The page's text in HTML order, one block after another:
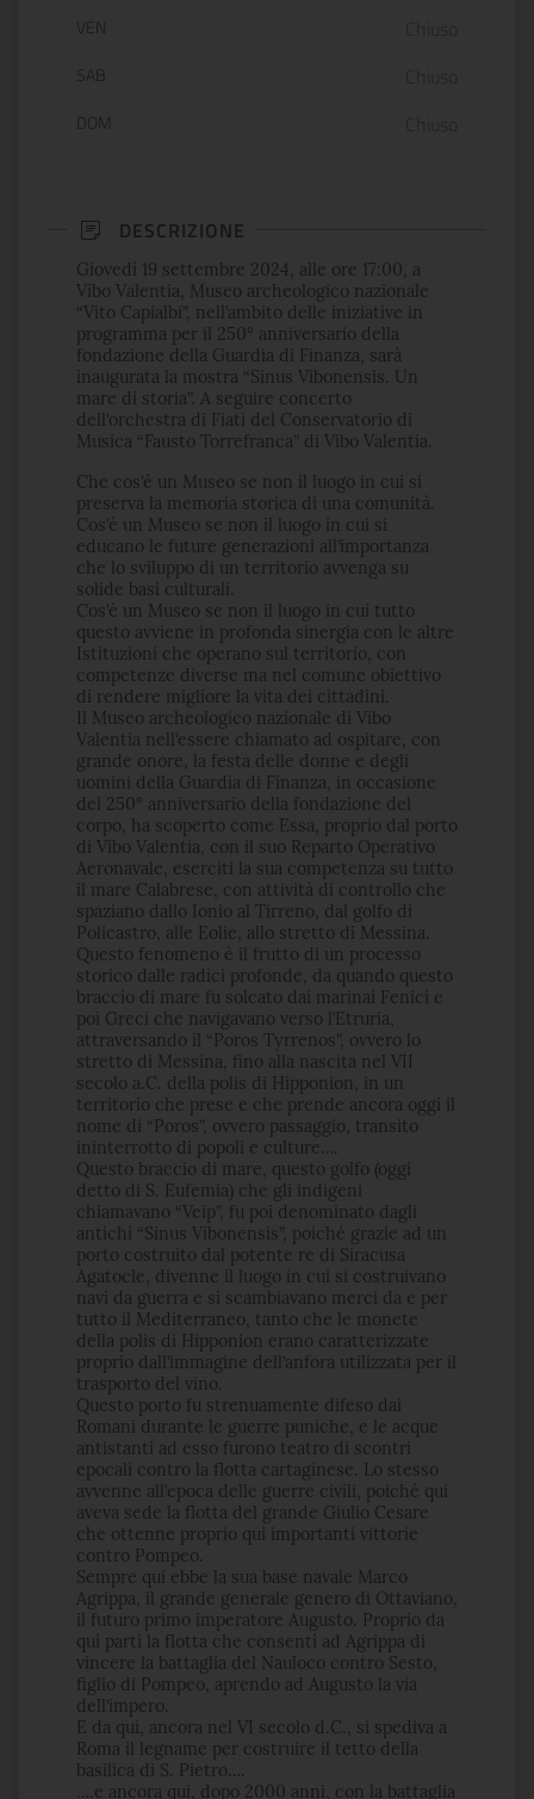
VEN
SAB
DOM
DESCRIZIONE
Giovedì 19 settembre 2024, alle ore 17:00, a
Vibo Valentia, Museo archeologico nazionale
“Vito Capialbi”, nell’ambito delle iniziative in
programma per il 250° anniversario della
fondazione della Guardia di Finanza, sarà
inaugurata la mostra “Sinus Vibonensis. Un
mare di storia”. A seguire concerto
dell’orchestra di Fiati del Conservatorio di
Musica “Fausto Torrefranca” di Vibo Valentia.
Che cos’è un Museo se non il luogo in cui si
preserva la memoria storica di una comunità.
Cos’è un Museo se non il luogo in cui si
educano le future generazioni all’importanza
che lo sviluppo di un territorio avvenga su
solide basi culturali.
Cos’è un Museo se non il luogo in cui tutto
questo avviene in profonda sinergia con le altre
Istituzioni che operano sul territorio, con
competenze diverse ma nel comune obiettivo
di rendere migliore la vita dei cittadini.
Il Museo archeologico nazionale di Vibo
Valentia nell’essere chiamato ad ospitare, con
grande onore, la festa delle donne e degli
uomini della Guardia di Finanza, in occasione
del 250° anniversario della fondazione del
corpo, ha scoperto come Essa, proprio dal porto
di Vibo Valentia, con il suo Reparto Operativo
Aeronavale, eserciti la sua competenza su tutto
il mare Calabrese, con attività di controllo che
spaziano dallo Ionio al Tirreno, dal golfo di
Policastro, alle Eolie, allo stretto di Messina.
Questo fenomeno è il frutto di un processo
storico dalle radici profonde, da quando questo
braccio di mare fu solcato dai marinai Fenici e
poi Greci che navigavano verso l’Etruria,
attraversando il “Poros Tyrrenos”, ovvero lo
stretto di Messina, fino alla nascita nel VII
secolo a.C. della polis di Hipponion, in un
territorio che prese e che prende ancora oggi il
nome di “Poros”, ovvero passaggio, transito
ininterrotto di popoli e culture….
Questo braccio di mare, questo golfo (oggi
detto di S. Eufemia) che gli indigeni
chiamavano “Veip”, fu poi denominato dagli
antichi “Sinus Vibonensis”, poiché grazie ad un
porto costruito dal potente re di Siracusa
Agatocle, divenne il luogo in cui si costruivano
navi da guerra e si scambiavano merci da e per
tutto il Mediterraneo, tanto che le monete
della polis di Hipponion erano caratterizzate
proprio dall’immagine dell’anfora utilizzata per il
trasporto del vino.
Questo porto fu strenuamente difeso dai
Romani durante le guerre puniche, e le acque
antistanti ad esso furono teatro di scontri
epocali contro la flotta cartaginese. Lo stesso
avvenne all’epoca delle guerre civili, poiché qui
aveva sede la flotta del grande Giulio Cesare
che ottenne proprio qui importanti vittorie
contro Pompeo.
Sempre qui ebbe la sua base navale Marco
Agrippa, il grande generale genero di Ottaviano,
il futuro primo imperatore Augusto. Proprio da
qui partì la flotta che consentì ad Agrippa di
vincere la battaglia del Nauloco contro Sesto,
figlio di Pompeo, aprendo ad Augusto la via
dell’impero.
E da qui, ancora nel VI secolo d.C., si spediva a
Roma il legname per costruire il tetto della
basilica di S. Pietro….
….e ancora qui, dopo 2000 anni, con la battaglia